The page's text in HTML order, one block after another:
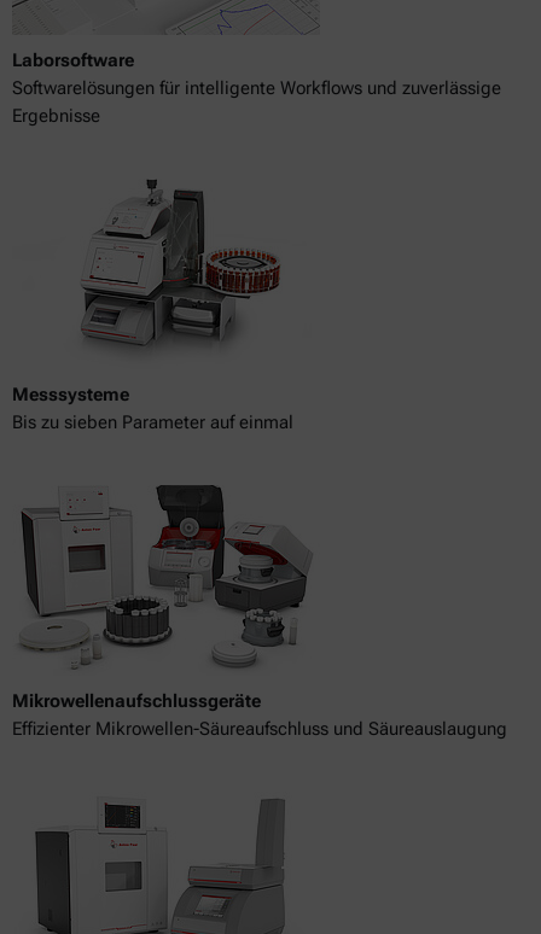
Laborsoftware
Softwarelösungen für intelligente Workflows und zuverlässige
Ergebnisse
Messsysteme
Bis zu sieben Parameter auf einmal
Mikrowellenaufschlussgeräte
Effizienter Mikrowellen-Säureaufschluss und Säureauslaugung